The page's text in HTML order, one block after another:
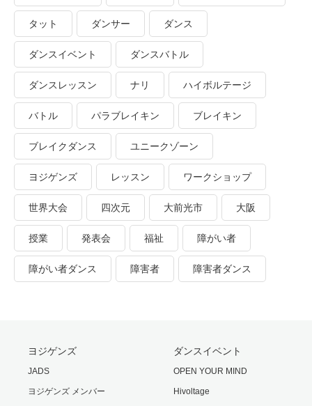
タット ダンサー ダンス
ダンスイベント ダンスバトル
ダンスレッスン ナリ ハイボルテージ
バトル パラブレイキン ブレイキン
ブレイクダンス ユニークゾーン
ヨジゲンズ レッスン ワークショップ
世界大会 四次元 大前光市 大阪
授業 発表会 福祉 障がい者
障がい者ダンス 障害者 障害者ダンス
ヨジゲンズ
JADS
ヨジゲンズ メンバー
ダンスイベント
OPEN YOUR MIND
Hivoltage